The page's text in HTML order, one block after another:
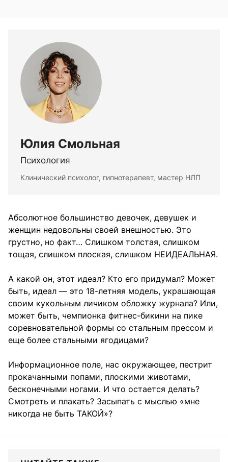
Юлия Смольная
Психология
Клинический психолог, гипнотерапевт, мастер НЛП
Абсолютное большинство девочек, девушек и
женщин недовольны своей внешностью. Это
грустно, но факт… Слишком толстая, слишком
тощая, слишком плоская, слишком НЕИДЕАЛЬНАЯ.
А какой он, этот идеал? Кто его придумал? Может
быть, идеал — это 18-летняя модель, украшающая
своим кукольным личиком обложку журнала? Или,
может быть, чемпионка фитнес-бикини на пике
соревновательной формы со стальным прессом и
еще более стальными ягодицами?
Информационное поле, нас окружающее, пестрит
прокачанными попами, плоскими животами,
бесконечными ногами. И что остается делать?
Смотреть и плакать? Засыпать с мыслью «мне
никогда не быть ТАКОЙ»?